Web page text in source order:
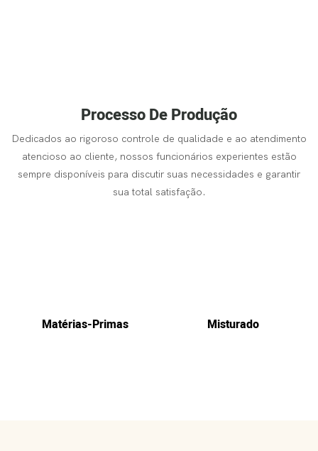
Processo De Produção
Dedicados ao rigoroso controle de qualidade e ao atendimento
atencioso ao cliente, nossos funcionários experientes estão
sempre disponíveis para discutir suas necessidades e garantir
sua total satisfação.
Matérias-Primas Misturado